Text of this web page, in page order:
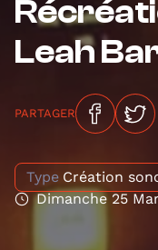
Leah
PARTAGER
Type Création
Dimanche 25